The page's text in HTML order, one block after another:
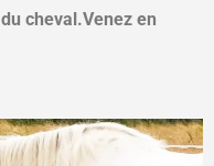
cheval.Venez en